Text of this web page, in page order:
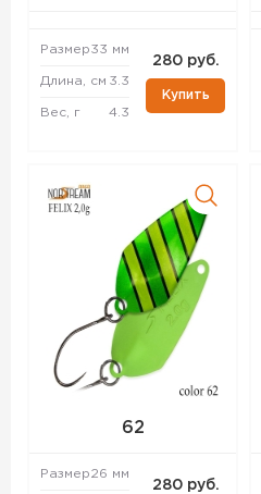
Размер33 мм
Длина, см 3.3
Вес, г 4.3
280 руб.
Купить
62
Размер26 мм
280 руб.